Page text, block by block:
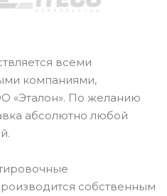
всеми
компаниями,
«Эталон». По желанию
абсолютно любой
собственным